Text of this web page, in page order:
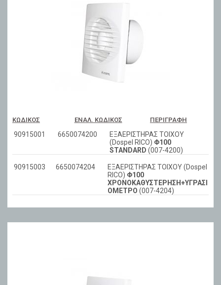
ΚΩΔΙΚΌΣ ΕΝΑΛ. ΚΩΔΙΚΌΣ ΠΕΡΙΓΡΑΦΉ
90915001 6650074200
ΕΞΑΕΡΙΣΤΗΡΑΣ ΤΟΙΧΟΥ
(Dospel RICO) Φ100
STANDARD (007-4200)
90915003 6650074204
ΕΞΑΕΡΙΣΤΗΡΑΣ ΤΟΙΧΟΥ (Dospel
RICO) Φ100
ΧΡΟΝΟΚΑΘΥΣΤΕΡΗΣΗ+ΥΓΡΑΣΙ
ΟΜΕΤΡΟ (007-4204)